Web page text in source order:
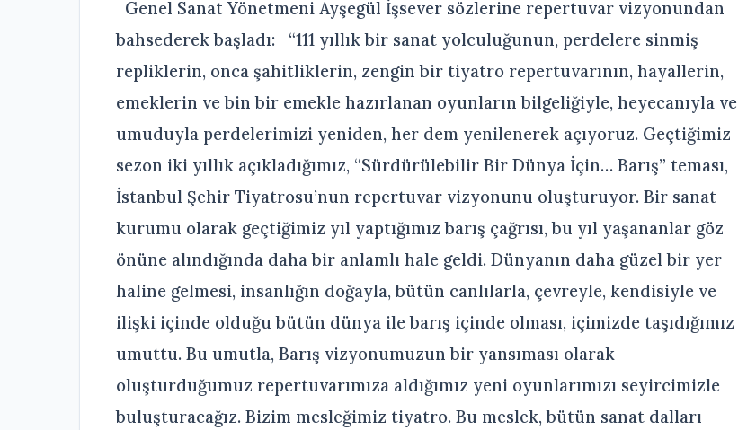
Genel Sanat Yönetmeni Ayşegül İşsever sözlerine repertuvar vizyonundan
bahsederek başladı: “111 yıllık bir sanat yolculuğunun, perdelere sinmiş
repliklerin, onca şahitliklerin, zengin bir tiyatro repertuvarının, hayallerin,
emeklerin ve bin bir emekle hazırlanan oyunların bilgeliğiyle, heyecanıyla ve
umuduyla perdelerimizi yeniden, her dem yenilenerek açıyoruz. Geçtiğimiz
sezon iki yıllık açıkladığımız, “Sürdürülebilir Bir Dünya İçin… Barış” teması,
İstanbul Şehir Tiyatrosu’nun repertuvar vizyonunu oluşturuyor. Bir sanat
kurumu olarak geçtiğimiz yıl yaptığımız barış çağrısı, bu yıl yaşananlar göz
önüne alındığında daha bir anlamlı hale geldi. Dünyanın daha güzel bir yer
haline gelmesi, insanlığın doğayla, bütün canlılarla, çevreyle, kendisiyle ve
ilişki içinde olduğu bütün dünya ile barış içinde olması, içimizde taşıdığımız
umuttu. Bu umutla, Barış vizyonumuzun bir yansıması olarak
oluşturduğumuz repertuvarımıza aldığımız yeni oyunlarımızı seyircimizle
buluşturacağız. Bizim mesleğimiz tiyatro. Bu meslek, bütün sanat dalları